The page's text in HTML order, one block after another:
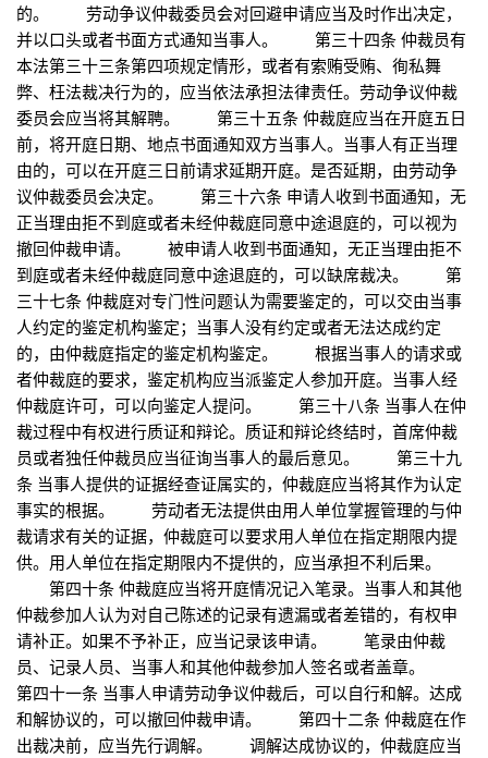
的。 劳动争议仲裁委员会对回避申请应当及时作出决定，
并以口头或者书面方式通知当事人。 第三十四条 仲裁员有
本法第三十三条第四项规定情形，或者有索贿受贿、徇私舞
弊、枉法裁决行为的，应当依法承担法律责任。劳动争议仲裁
委员会应当将其解聘。 第三十五条 仲裁庭应当在开庭五日
前，将开庭日期、地点书面通知双方当事人。当事人有正当理
由的，可以在开庭三日前请求延期开庭。是否延期，由劳动争
议仲裁委员会决定。 第三十六条 申请人收到书面通知，无
正当理由拒不到庭或者未经仲裁庭同意中途退庭的，可以视为
撤回仲裁申请。 被申请人收到书面通知，无正当理由拒不
到庭或者未经仲裁庭同意中途退庭的，可以缺席裁决。 第
三十七条 仲裁庭对专门性问题认为需要鉴定的，可以交由当事
人约定的鉴定机构鉴定；当事人没有约定或者无法达成约定
的，由仲裁庭指定的鉴定机构鉴定。 根据当事人的请求或
者仲裁庭的要求，鉴定机构应当派鉴定人参加开庭。当事人经
仲裁庭许可，可以向鉴定人提问。 第三十八条 当事人在仲
裁过程中有权进行质证和辩论。质证和辩论终结时，首席仲裁
员或者独任仲裁员应当征询当事人的最后意见。 第三十九
条 当事人提供的证据经查证属实的，仲裁庭应当将其作为认定
事实的根据。 劳动者无法提供由用人单位掌握管理的与仲
裁请求有关的证据，仲裁庭可以要求用人单位在指定期限内提
供。用人单位在指定期限内不提供的，应当承担不利后果。
第四十条 仲裁庭应当将开庭情况记入笔录。当事人和其他
仲裁参加人认为对自己陈述的记录有遗漏或者差错的，有权申
请补正。如果不予补正，应当记录该申请。 笔录由仲裁
员、记录人员、当事人和其他仲裁参加人签名或者盖章。
第四十一条 当事人申请劳动争议仲裁后，可以自行和解。达成
和解协议的，可以撤回仲裁申请。 第四十二条 仲裁庭在作
出裁决前，应当先行调解。 调解达成协议的，仲裁庭应当